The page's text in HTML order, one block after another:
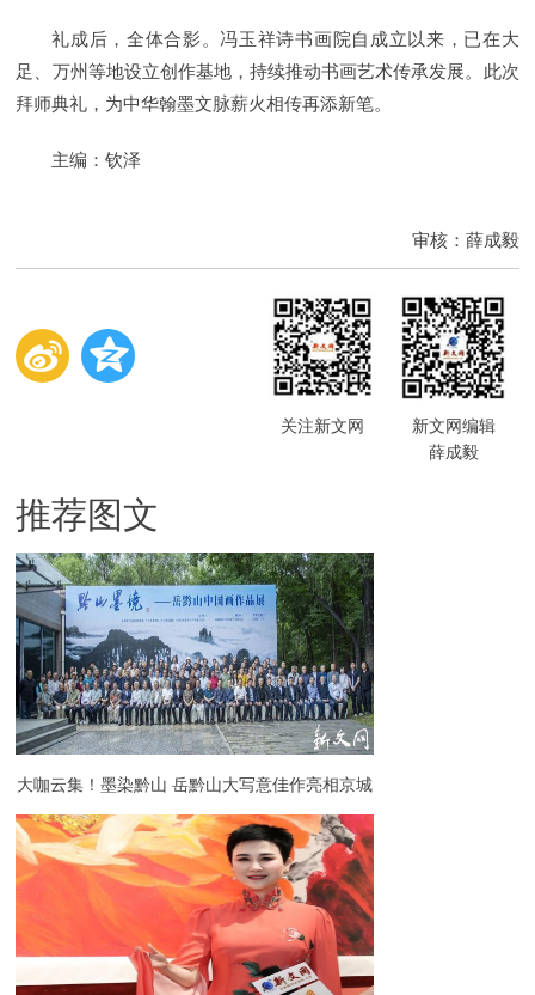
礼成后，全体合影。冯玉祥诗书画院自成立以来，已在大
足、万州等地设立创作基地，持续推动书画艺术传承发展。此次
拜师典礼，为中华翰墨文脉薪火相传再添新笔。
主编：钦泽
审核：薛成毅
关注新文网
新文网编辑
薛成毅
推荐图文
大咖云集！墨染黔山 岳黔山大写意佳作亮相京城